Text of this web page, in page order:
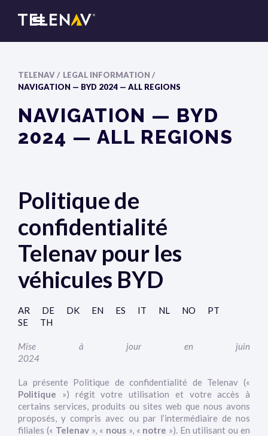
TELENAV / LEGAL INFORMATION /
NAVIGATION — BYD 2024 — ALL REGIONS
NAVIGATION — BYD
2024 — ALL REGIONS
Politique de
confidentialité
Telenav pour les
véhicules BYD
AR DE DK EN ES IT NL NO
PT
SE
TH
Mise à jour en juin
2024
La présente Politique de confidentialité de Telenav («
Politique ») régit votre utilisation et votre accès à
certains services, produits ou sites web que nous avons
proposés, y compris avec ou par l’intermédiaire de nos
filiales (« Telenav», « nous », « notre »). En utilisant ou en